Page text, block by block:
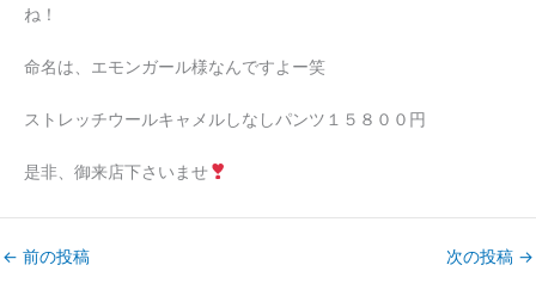
ね！
命名は、エモンガール様なんですよー笑
ストレッチウールキャメルしなしパンツ１５８００円
是非、御来店下さいませ
← 前の投稿 次の投稿 →